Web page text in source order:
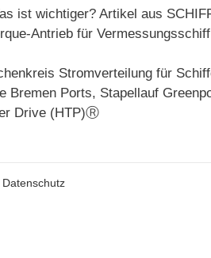
ist wichtiger? Artikel aus
Antrieb für
Stromverteilung für
Bremen Ports, Stapellauf
Drive (HTP)Ⓡ
Datenschutz